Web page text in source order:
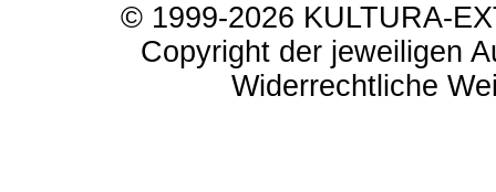
© 1999-2026 KULTURA-
Copyright der jeweiligen
Widerrechtliche